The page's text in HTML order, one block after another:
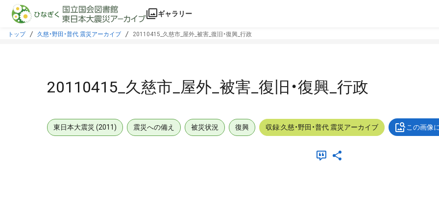
本文に飛ぶ
ギャラリー
トップ 久慈・野田・普代 震災アーカイブ 20110415_久慈市_屋外_被害_復旧・復興_行政
20110415_久慈市_屋外_被害_復旧・復興_行政
東日本大震災 (2011) 震災への備え 被災状況 復興 収録:久慈・野田・普代 震災アーカイブ この画像